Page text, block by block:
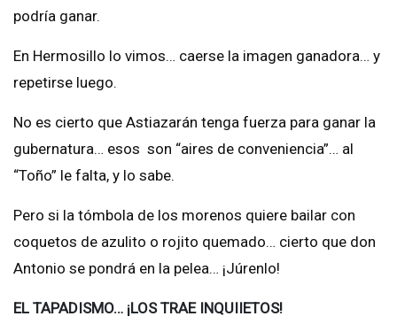
podría ganar.
En Hermosillo lo vimos… caerse la imagen ganadora… y
repetirse luego.
No es cierto que Astiazarán tenga fuerza para ganar la
gubernatura… esos son “aires de conveniencia”… al
“Toño” le falta, y lo sabe.
Pero si la tómbola de los morenos quiere bailar con
coquetos de azulito o rojito quemado… cierto que don
Antonio se pondrá en la pelea… ¡Júrenlo!
EL TAPADISMO… ¡LOS TRAE INQUIIETOS!